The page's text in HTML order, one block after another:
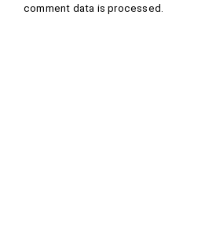
comment data is processed .